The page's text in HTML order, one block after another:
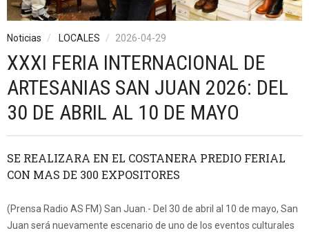
Noticias LOCALES 2026-04-29
XXXI FERIA INTERNACIONAL DE
ARTESANIAS SAN JUAN 2026: DEL
30 DE ABRIL AL 10 DE MAYO
SE REALIZARA EN EL COSTANERA PREDIO FERIAL
CON MAS DE 300 EXPOSITORES
(Prensa Radio AS FM) San Juan.- Del 30 de abril al 10 de mayo, San
Juan será nuevamente escenario de uno de los eventos culturales